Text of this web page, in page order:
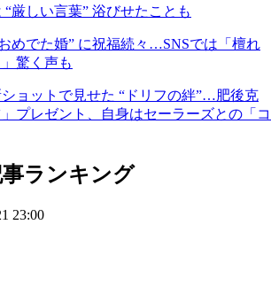
厳しい言葉” 浴びせたことも
めでた婚” に祝福続々…SNSでは「檀れ
驚く声も
ョットで見せた “ドリフの絆”…肥後克
プレゼント、自身はセーラーズとの「コ
ランキング
23:00